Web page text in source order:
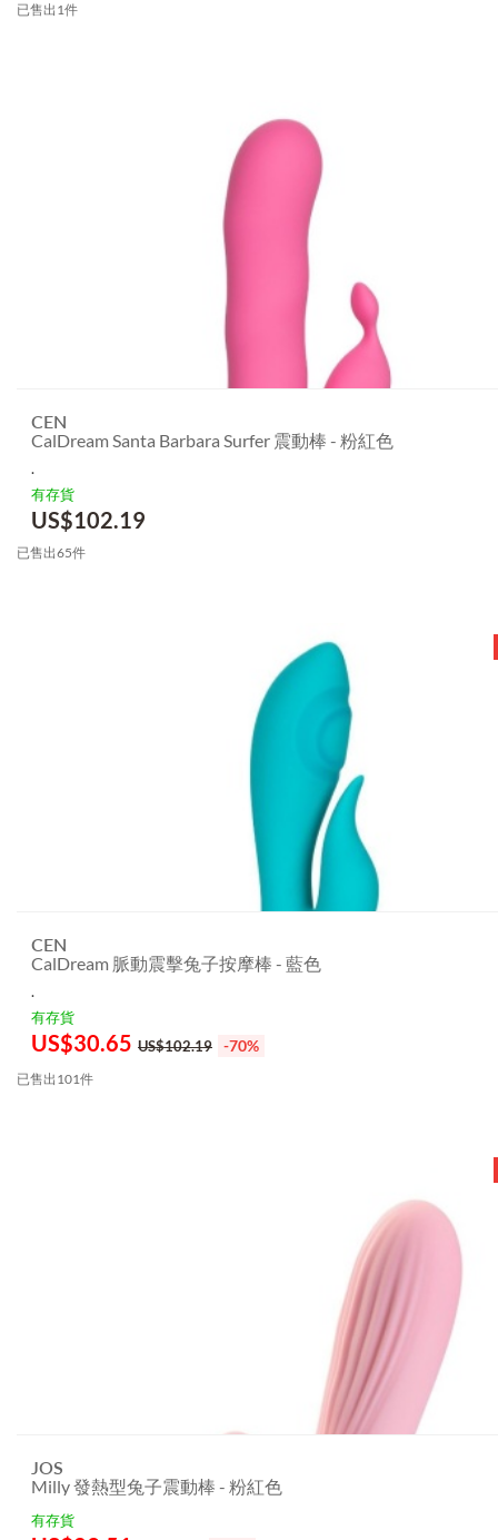
已售出1件
CEN
CalDream Santa Barbara Surfer 震動棒 - 粉紅色
.
有存貨
US$102.19
已售出65件
CEN
CalDream 脈動震擊兔子按摩棒 - 藍色
.
有存貨
US$30.65 US$102.19 -70%
已售出101件
JOS
Milly 發熱型兔子震動棒 - 粉紅色
有存貨